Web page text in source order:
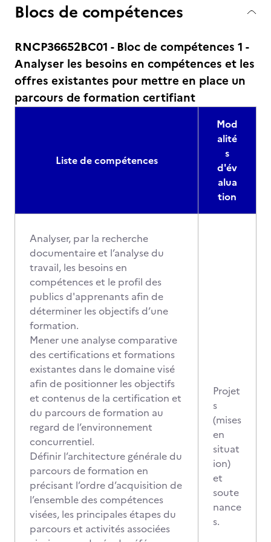
Blocs de compétences
RNCP36652BC01 - Bloc de compétences 1 -
Analyser les besoins en compétences et les
offres existantes pour mettre en place un
parcours de formation certifiant
Liste de compétences
Mod
alité
s
d'év
alua
tion
Analyser, par la recherche
documentaire et l’analyse du
travail, les besoins en
compétences et le profil des
publics d'apprenants afin de
déterminer les objectifs d’une
formation.
Mener une analyse comparative
des certifications et formations
existantes dans le domaine visé
afin de positionner les objectifs
et contenus de la certification et
du parcours de formation au
regard de l’environnement
concurrentiel.
Définir l’architecture générale du
parcours de formation en
précisant l’ordre d’acquisition de
l’ensemble des compétences
visées, les principales étapes du
parcours et activités associées
Projet
s
(mises
en
situat
ion)
et
soute
nance
s.